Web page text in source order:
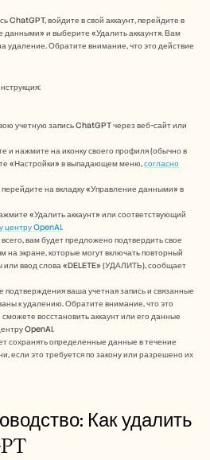
ChatGPT, войдите в свой аккаунт, перейдите в
данными» и выберите «Удалить аккаунт». Вам
удаление. Обратите внимание, что это действие
учетную запись ChatGPT через веб-сайт или
и нажмите на иконку своего профиля (обычно в
«Настройки» в выпадающем меню, согласно
на вкладку «Управление данными» в
«Удалить аккаунт» или соответствующий
центру OpenAI.
вам будет предложено подтвердить свое
на экране, которые могут включать повторный
или ввод слова «DELETE» (УДАЛИТЬ), сообщает
подтверждения ваша учетная запись и связанные
к удалению. Обратите внимание, что это
восстановить аккаунт или его данные
OpenAI.
сохранять определенные данные в течение
если это требуется по закону или разрешено их
Как удалить
Free Trial